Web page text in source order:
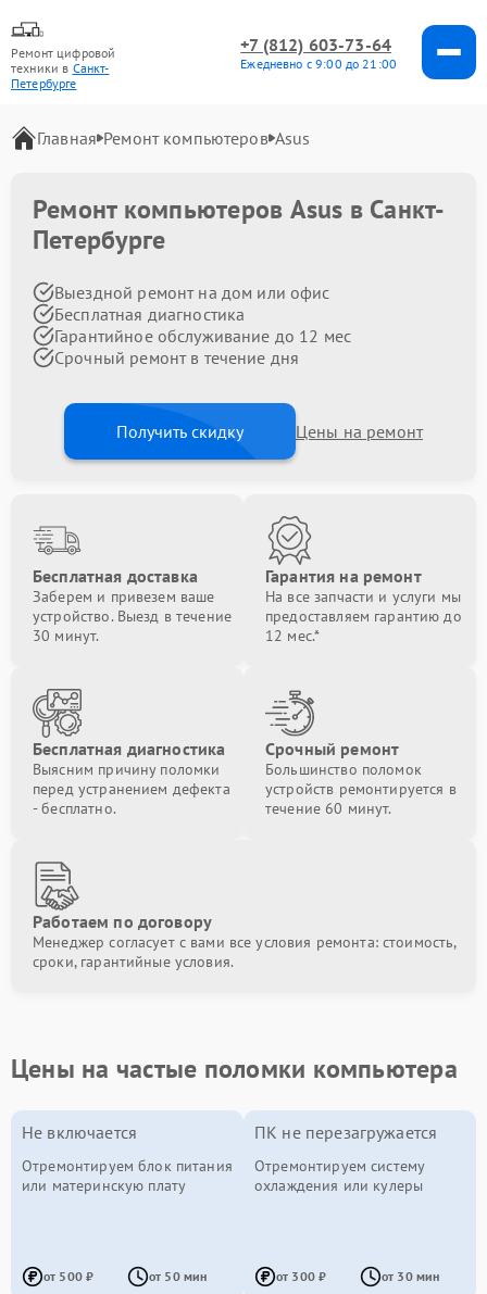
Ремонт цифровой
техники в Санкт-
Петербурге
+7 (812) 603-73-64
Ежедневно с 9:00 до 21:00
Главная Ремонт компьютеров Asus
Ремонт компьютеров Asus в Санкт-
Петербурге
Выездной ремонт на дом или офис
Бесплатная диагностика
Гарантийное обслуживание до 12 мес
Срочный ремонт в течение дня
Получить скидку Цены на ремонт
Бесплатная доставка
Заберем и привезем ваше
устройство. Выезд в течение
30 минут.
Гарантия на ремонт
На все запчасти и услуги мы
предоставляем гарантию до
12 мес.*
Бесплатная диагностика
Выясним причину поломки
перед устранением дефекта
- бесплатно.
Срочный ремонт
Большинство поломок
устройств ремонтируется в
течение 60 минут.
Работаем по договору
Менеджер согласует с вами все условия ремонта: стоимость,
сроки, гарантийные условия.
Цены на частые поломки компьютера
Не включается
Отремонтируем блок питания
или материнскую плату
от 500 ₽ от 50 мин
ПК не перезагружается
Отремонтируем систему
охлаждения или кулеры
от 300 ₽ от 30 мин